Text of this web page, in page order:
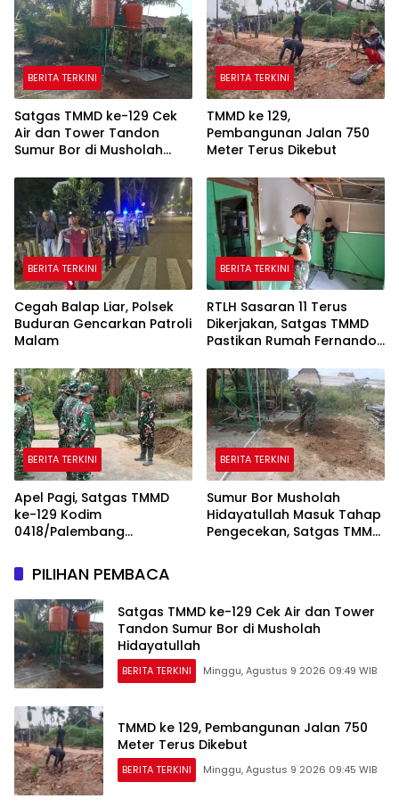
BERITA TERKINI
Satgas TMMD ke-129 Cek
Air dan Tower Tandon
Sumur Bor di Musholah
BERITA TERKINI
TMMD ke 129,
Pembangunan Jalan 750
Meter Terus Dikebut
BERITA TERKINI
Cegah Balap Liar, Polsek
Buduran Gencarkan Patroli
Malam
BERITA TERKINI
RTLH Sasaran 11 Terus
Dikerjakan, Satgas TMMD
Pastikan Rumah Fernando
BERITA TERKINI
Apel Pagi, Satgas TMMD
ke-129 Kodim
0418/Palembang
Sebelum Bertugas
BERITA TERKINI
Sumur Bor Musholah
Hidayatullah Masuk Tahap
Pengecekan, Satgas TMMD
PILIHAN PEMBACA
Satgas TMMD ke-129 Cek Air dan Tower
Tandon Sumur Bor di Musholah
Hidayatullah
BERITA TERKINI Minggu, Agustus 9 2026 09:49 WIB
TMMD ke 129, Pembangunan Jalan 750
Meter Terus Dikebut
BERITA TERKINI Minggu, Agustus 9 2026 09:45 WIB